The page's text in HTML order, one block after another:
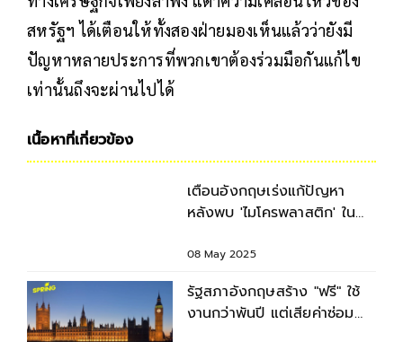
สหรัฐฯ ได้เตือนให้ทั้งสองฝ่ายมองเห็นแล้วว่ายังมี
ปัญหาหลายประการที่พวกเขาต้องร่วมมือกันแก้ไข
เท่านั้นถึงจะผ่านไปได้
เนื้อหาที่เกี่ยวข้อง
เตือนอังกฤษเร่งแก้ปัญหา
หลังพบ 'ไมโครพลาสติก' ใน
08 May 2025
รัฐสภาอังกฤษสร้าง "ฟรี" ใช้
งานกว่าพันปี แต่เสียค่าซ่อม